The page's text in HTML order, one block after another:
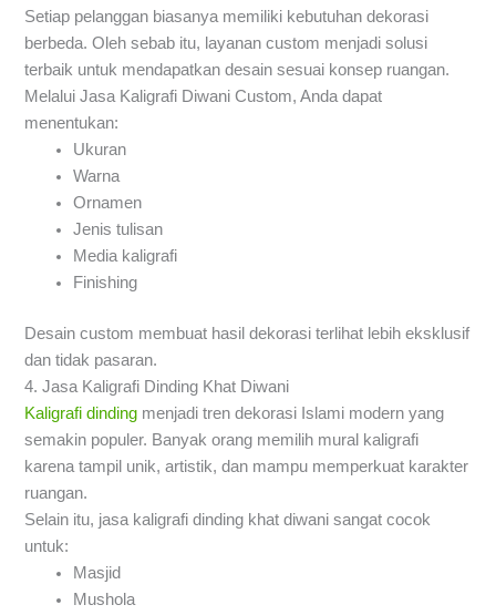
Setiap pelanggan biasanya memiliki kebutuhan dekorasi
berbeda. Oleh sebab itu, layanan custom menjadi solusi
terbaik untuk mendapatkan desain sesuai konsep ruangan.
Melalui Jasa Kaligrafi Diwani Custom, Anda dapat
menentukan:
Ukuran
Warna
Ornamen
Jenis tulisan
Media kaligrafi
Finishing
Desain custom membuat hasil dekorasi terlihat lebih eksklusif
dan tidak pasaran.
4. Jasa Kaligrafi Dinding Khat Diwani
Kaligrafi dinding menjadi tren dekorasi Islami modern yang
semakin populer. Banyak orang memilih mural kaligrafi
karena tampil unik, artistik, dan mampu memperkuat karakter
ruangan.
Selain itu, jasa kaligrafi dinding khat diwani sangat cocok
untuk:
Masjid
Mushola